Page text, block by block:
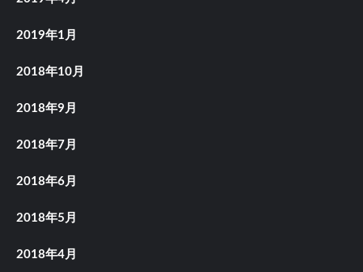
2019年1月
2018年10月
2018年9月
2018年7月
2018年6月
2018年5月
2018年4月